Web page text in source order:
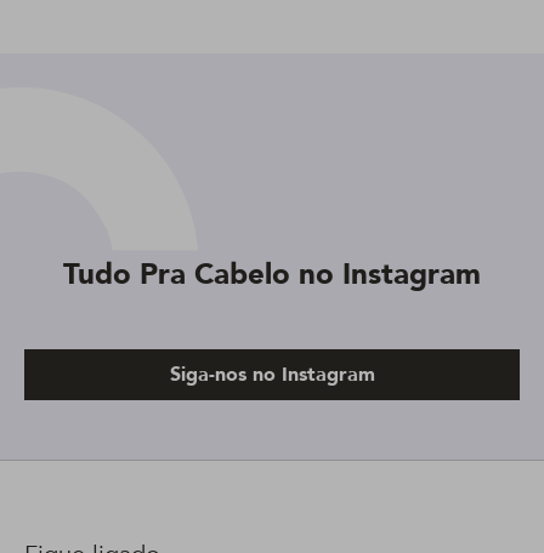
Tudo Pra Cabelo no Instagram
Siga-nos no Instagram